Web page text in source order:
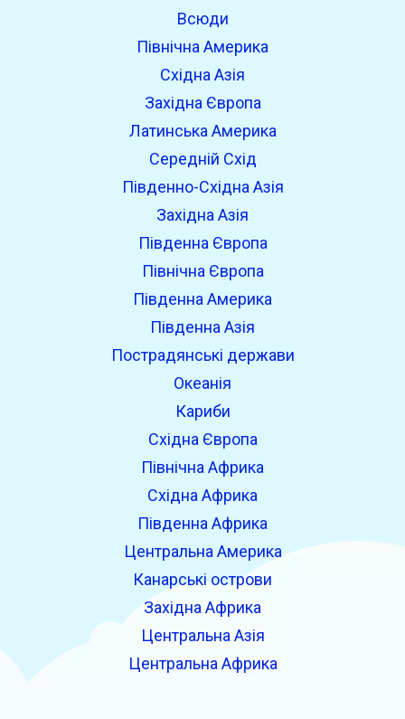
Всюди
Північна Америка
Східна Азія
Західна Європа
Латинська Америка
Середній Схід
Південно-Східна Азія
Західна Азія
Південна Європа
Північна Європа
Південна Америка
Південна Азія
Пострадянські держави
Океанія
Кариби
Східна Європа
Північна Африка
Східна Африка
Південна Африка
Центральна Америка
Канарські острови
Західна Африка
Центральна Азія
Центральна Африка